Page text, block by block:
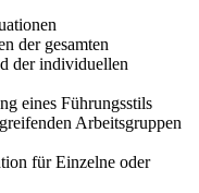
der gesamten
der individuellen
eines Führungsstils
Arbeitsgruppen
für Einzelne oder